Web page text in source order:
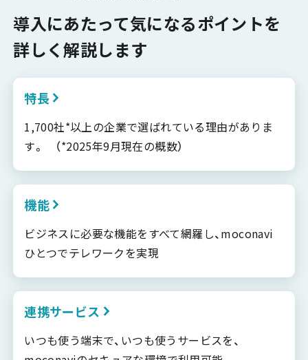
導入にあたって気になるポイントを
詳しく解説します
特長
1,700社*以上の企業で選ばれている理由がありま
す。 （*2025年9月現在の概数）
機能
ビジネスに必要な機能をすべて網羅し、moconavi
ひとつでテレワークを実現
連携サービス
いつも使う端末で、いつも使うサービスを、